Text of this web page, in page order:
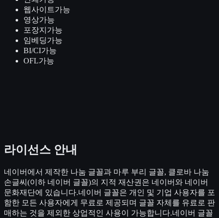
웹사이트가능
영상가능
포장지 가능
임베딩가능
BI/CI가능
OFL가능
라이선스 안내
네이버에서 제작한 나눔 글꼴과 마루 부리 글꼴, 클로바 나눔
손글씨(이하 네이버 글꼴)의 지적 재산권은 네이버와 네이버
문화재단에 있습니다.네이버 글꼴은 개인 및 기업 사용자를 포
함한 모든 사용자에게 무료로 제공되며 글꼴 자체를 유료로 판
매하는 것을 제외한 상업적인 사용이 가능합니다.네이버 글꼴